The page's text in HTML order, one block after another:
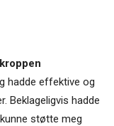
hadde effektive og
Beklageligvis hadde
støtte meg